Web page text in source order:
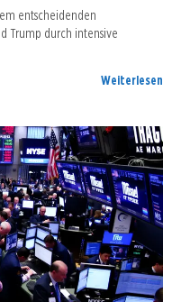
entscheidenden
Trump durch intensive
Weiterlesen